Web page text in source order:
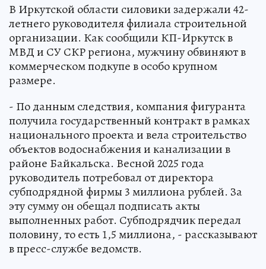
В Иркутской области силовики задержали 42-
летнего руководителя филиала строительной
организации. Как сообщили КП-Иркутск в
МВД и СУ СКР региона, мужчину обвиняют в
коммерческом подкупе в особо крупном
размере.
- По данным следствия, компания фигуранта
получила государственный контракт в рамках
национального проекта и вела строительство
объектов водоснабжения и канализации в
районе Байкальска. Весной 2025 года
руководитель потребовал от директора
субподрядной фирмы 3 миллиона рублей. За
эту сумму он обещал подписать акты
выполненных работ. Субподрядчик передал
половину, то есть 1,5 миллиона, - рассказывают
в пресс-службе ведомств.